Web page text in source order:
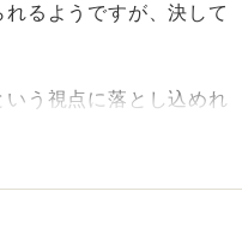
るようですが、決して
う視点に落とし込めれ
なく論点を整理し、客